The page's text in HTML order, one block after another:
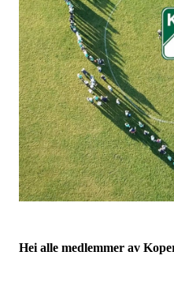
Hei alle medlemmer av